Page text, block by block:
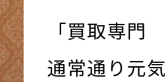
「買取専
通常通り元